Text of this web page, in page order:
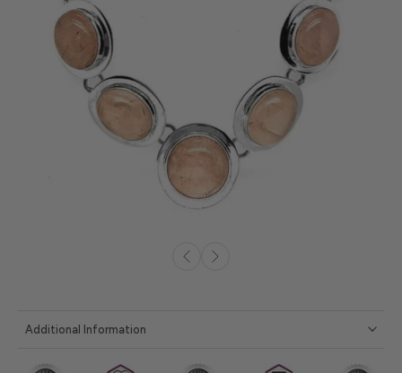
Additional Information